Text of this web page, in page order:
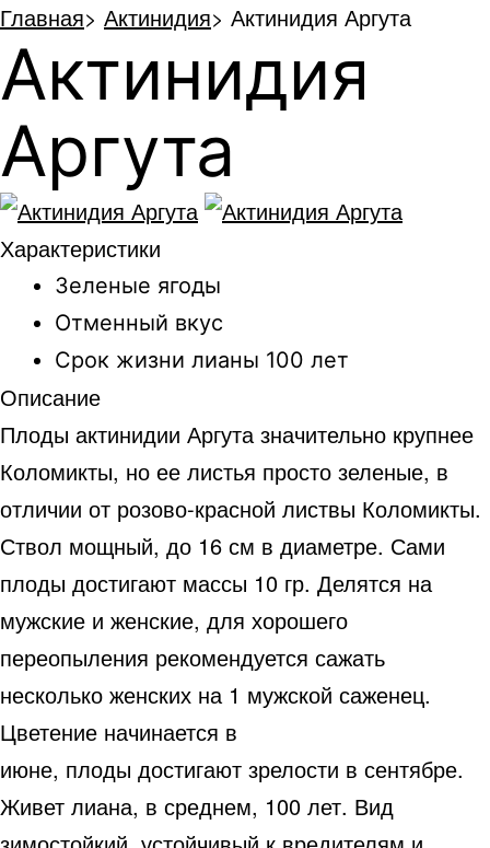
Главная> Актинидия> Актинидия Аргута
Актинидия
Аргута
Характеристики
Зеленые ягоды
Отменный вкус
Срок жизни лианы 100 лет
Описание
Плоды актинидии Аргута значительно крупнее
Коломикты, но ее листья просто зеленые, в
отличии от розово-красной листвы Коломикты.
Ствол мощный, до 16 см в диаметре. Сами
плоды достигают массы 10 гр. Делятся на
мужские и женские, для хорошего
переопыления рекомендуется сажать
несколько женских на 1 мужской саженец.
Цветение начинается в
июне, плоды достигают зрелости в сентябре.
Живет лиана, в среднем, 100 лет. Вид